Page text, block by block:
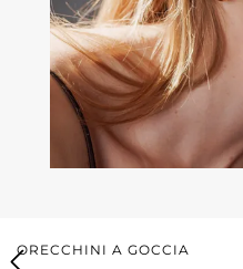
ORECCHINI A GOCCIA